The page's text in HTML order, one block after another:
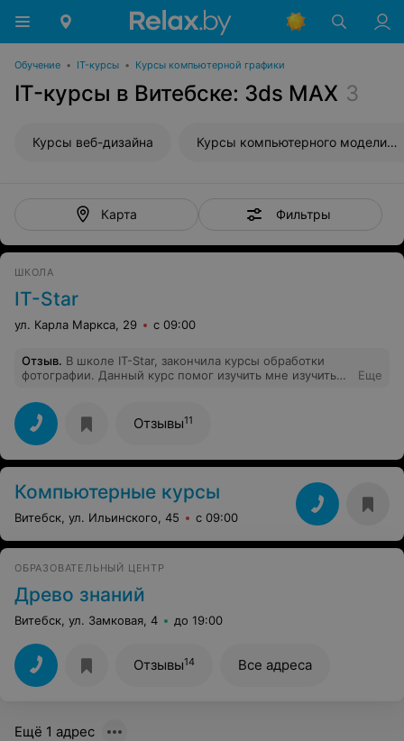
Обучение • IT-курсы • Курсы компьютерной графики
IT-курсы в Витебске: 3ds MAX 3
Курсы веб-дизайна Курсы компьютерного моделирования
Карта Фильтры
ШКОЛА
IT-Star
ул. Карла Маркса, 29 с 09:00
Отзыв. В школе IT-Star, закончила курсы обработки
фотографии. Данный курс помог изучить мне изучить
Преподаватель, все доступно рассказывала и на
практике мы отработали все темы. Я давно хотела
научится работать в графическом редакторе Adobe
Photoshop, и благодаря школе IT-Star, я это смогла
сделать. Спасибо
Еще
Отзывы11
Компьютерные курсы
Витебск, ул. Ильинского, 45 с 09:00
ОБРАЗОВАТЕЛЬНЫЙ ЦЕНТР
Древо знаний
Витебск, ул. Замковая, 4 до 19:00
Отзывы14 Все адреса
Ещё 1 адрес